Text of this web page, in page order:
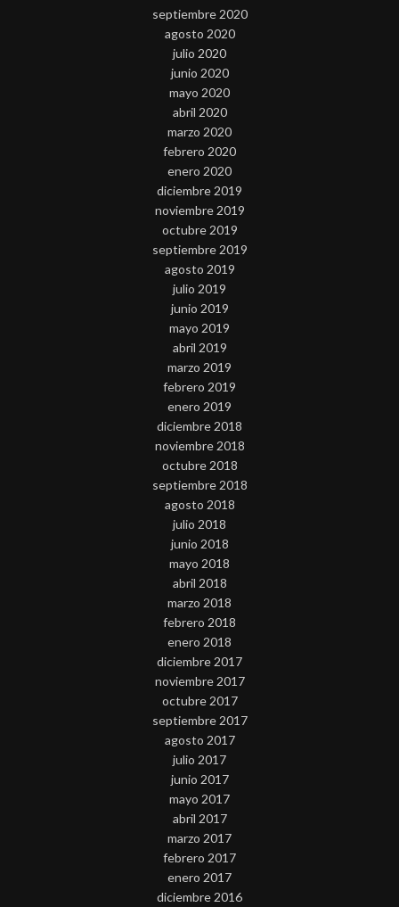
septiembre 2020
agosto 2020
julio 2020
junio 2020
mayo 2020
abril 2020
marzo 2020
febrero 2020
enero 2020
diciembre 2019
noviembre 2019
octubre 2019
septiembre 2019
agosto 2019
julio 2019
junio 2019
mayo 2019
abril 2019
marzo 2019
febrero 2019
enero 2019
diciembre 2018
noviembre 2018
octubre 2018
septiembre 2018
agosto 2018
julio 2018
junio 2018
mayo 2018
abril 2018
marzo 2018
febrero 2018
enero 2018
diciembre 2017
noviembre 2017
octubre 2017
septiembre 2017
agosto 2017
julio 2017
junio 2017
mayo 2017
abril 2017
marzo 2017
febrero 2017
enero 2017
diciembre 2016